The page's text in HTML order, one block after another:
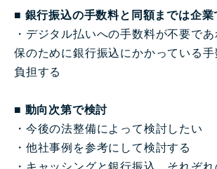
■ 銀行振込の手数料と同額までは企業
・デジタル払いへの手数料が不要で
保のために銀行振込にかかっている
負担する
■ 動向次第で検討
・今後の法整備によって検討したい
・他社事例を参考にして検討する